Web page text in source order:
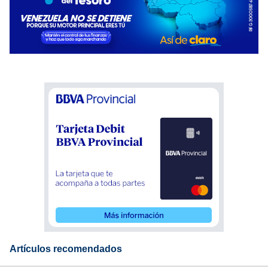
Artículos recomendados